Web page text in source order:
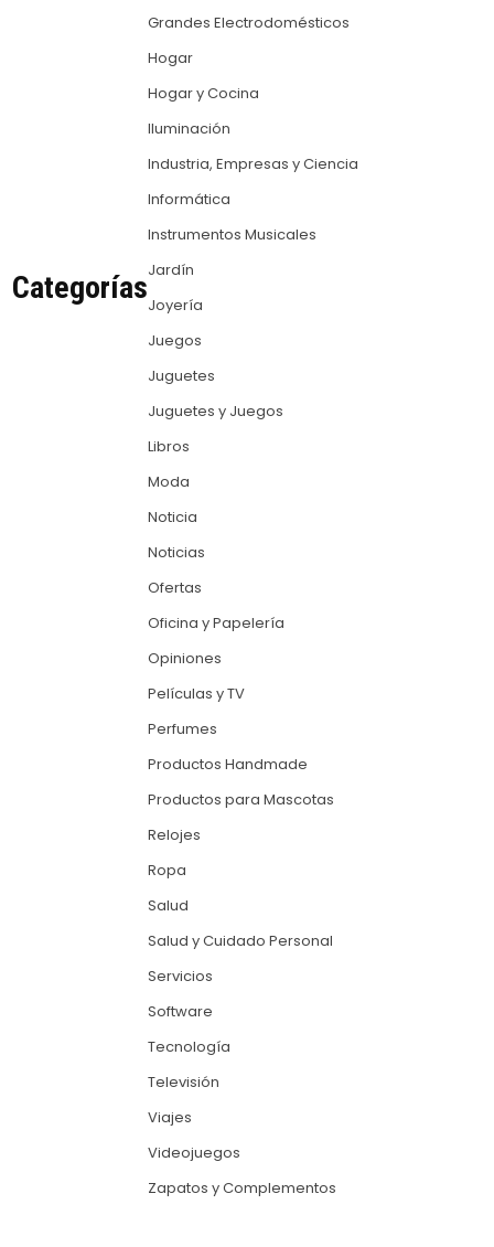
Categorías
Grandes Electrodomésticos
Hogar
Hogar y Cocina
Iluminación
Industria, Empresas y Ciencia
Informática
Instrumentos Musicales
Jardín
Joyería
Juegos
Juguetes
Juguetes y Juegos
Libros
Moda
Noticia
Noticias
Ofertas
Oficina y Papelería
Opiniones
Películas y TV
Perfumes
Productos Handmade
Productos para Mascotas
Relojes
Ropa
Salud
Salud y Cuidado Personal
Servicios
Software
Tecnología
Televisión
Viajes
Videojuegos
Zapatos y Complementos